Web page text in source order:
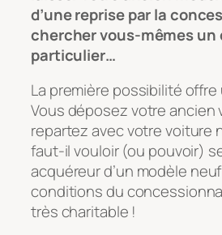
d’une reprise par la
chercher vous-mêmes
particulier…
La première possibilité
Vous déposez votre ancien
repartez avec votre voiture
faut-il vouloir (ou pouvoir)
acquéreur d’un modèle
conditions du
très charitable !